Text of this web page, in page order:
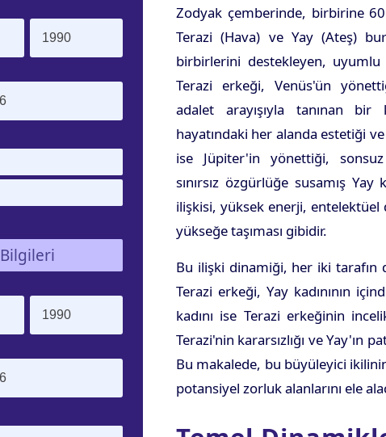
Zodyak çemberinde, birbirine
Terazi (Hava) ve Yay (Ateş)
birbirlerini destekleyen, uyumlu
Terazi erkeği, Venüs'ün
adalet arayışıyla tanınan
hayatındaki her alanda estetiği ve
ise Jüpiter'in yönettiği,
sınırsız özgürlüğe susamış
ilişkisi, yüksek enerji,
yükseğe taşıması gibidir.
Bu ilişki dinamiği, her iki tarafın
Terazi erkeği, Yay kadınının
kadını ise Terazi erkeğinin
Terazi'nin kararsızlığı ve
Bu makalede, bu büyüleyici
potansiyel zorluk alanlarını ele